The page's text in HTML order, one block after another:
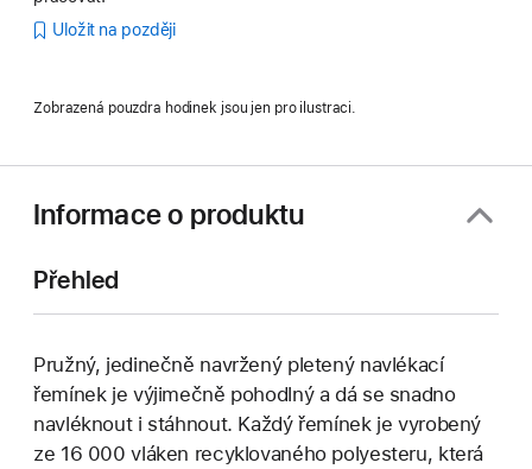
Uložit na později
Zobrazená pouzdra hodinek jsou jen pro ilustraci.
Informace o produktu
Přehled
Pružný, jedinečně navržený pletený navlékací
řemínek je výjimečně pohodlný a dá se snadno
navléknout i stáhnout. Každý řemínek je vyrobený
ze 16 000 vláken recyklovaného polyesteru, která